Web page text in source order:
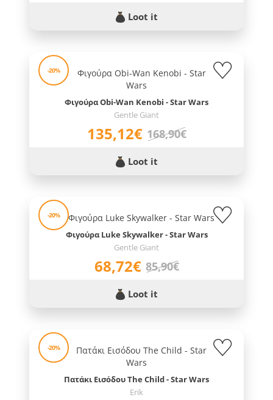
Loot it
-20%
Φιγούρα Obi-Wan Kenobi - Star Wars
Gentle Giant
135,12€ 168,90€
Loot it
-20%
Φιγούρα Luke Skywalker - Star Wars
Gentle Giant
68,72€ 85,90€
Loot it
-20%
Πατάκι Εισόδου The Child - Star Wars
Erik